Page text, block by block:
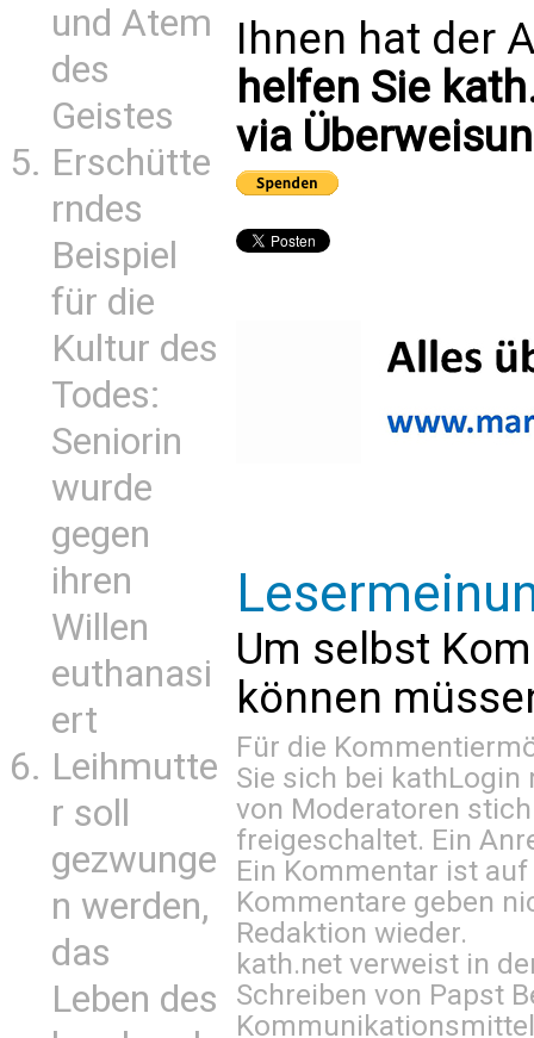
und Atem
des
Geistes
Erschütte
rndes
Beispiel
für die
Kultur des
Todes:
Seniorin
wurde
gegen
ihren
Willen
euthanasi
ert
Leihmutte
r soll
gezwunge
n werden,
das
Leben des
Ihnen hat der
helfen Sie
via
Um selbst
können
Für die
Sie sich bei kathLogin
von Moderatoren
freigeschaltet. Ein
Ein Kommentar ist
Kommentare geben
Redaktion wieder.
kath.net verweist in
Schreiben von Papst